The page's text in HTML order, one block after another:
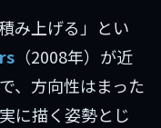
み上げる」とい
（2008年）が近
、方向性はまった
に描く姿勢とじ